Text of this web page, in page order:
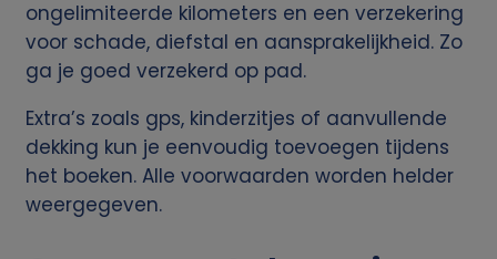
ongelimiteerde kilometers en een verzekering
voor schade, diefstal en aansprakelijkheid. Zo
ga je goed verzekerd op pad.
Extra’s zoals gps, kinderzitjes of aanvullende
dekking kun je eenvoudig toevoegen tijdens
het boeken. Alle voorwaarden worden helder
weergegeven.
k
v
a
n